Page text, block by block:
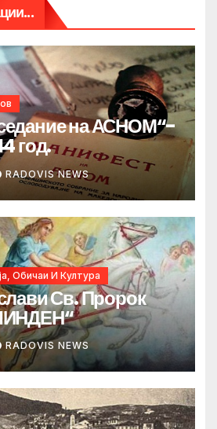
на АСНОМ“-
год.
RADOVIS NEWS
Обичаи И Култура
Св. Пророк
RADOVIS NEWS